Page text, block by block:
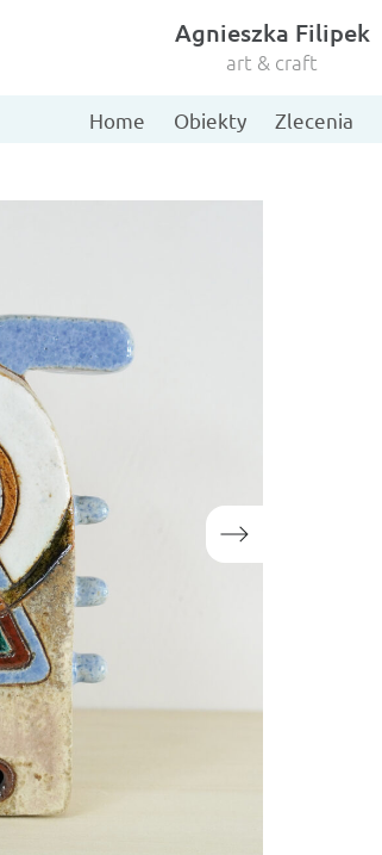
Agnieszka Filipek
art & craft
Home Obiekty Zlecenia